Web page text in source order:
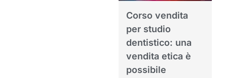
Corso vendita
per studio
dentistico: una
vendita etica è
possibile